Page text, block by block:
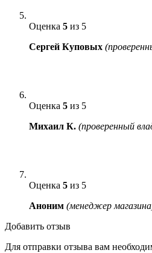
Оценка 5 из 5
Сергей Куповых
Оценка 5 из 5
Михаил К. (проверенный
Оценка 5 из 5
Аноним (менеджер
Добавить отзыв
Для отправки отзыва вам